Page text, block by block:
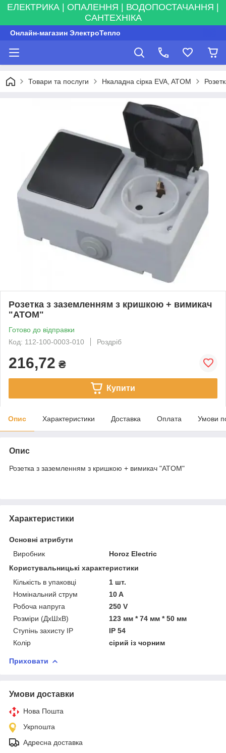
ЕЛЕКТРИКА | ОПАЛЕННЯ | ВОДОПОСТАЧАННЯ |
САНТЕХНІКА
Онлайн-магазин ЭлектроТепло
Товари та послуги Нкаладна сірка EVA, ATOM
Розетка з заземленням з кришкою + вимикач
"ATOM"
Готово до відправки
Код: 112-100-0003-010
Роздріб
216,72 ₴
Купити
Опис Характеристики Доставка Оплата Умови
Опис
Розетка з заземленням з кришкою + вимикач "ATOM"
Характеристики
Основні атрибути
Виробник
Horoz Electric
Користувальницькі характеристики
Кількість в упаковці
1 шт.
Номінальний струм
10 A
Робоча напруга
250 V
Розміри (ДхШхВ)
123 мм * 74 мм * 50 мм
Ступінь захисту IP
IP 54
Колір
сірий із чорним
Приховати
Умови доставки
Нова Пошта
Укрпошта
Адресна доставка